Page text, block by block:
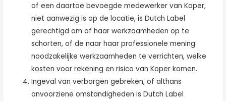
of een daartoe bevoegde medewerker van Koper,
niet aanwezig is op de locatie, is Dutch Label
gerechtigd om of haar werkzaamheden op te
schorten, of de naar haar professionele mening
noodzakelijke werkzaamheden te verrichten, welke
kosten voor rekening en risico van Koper komen.
Ingeval van verborgen gebreken, of althans
onvoorziene omstandigheden is Dutch Label